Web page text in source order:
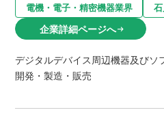
電機・電子・精密機器業界
企業詳細ページへarrow_right_alt
デジタルデバイス周辺機器及びソ
開発・製造・販売